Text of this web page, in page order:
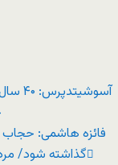
فائزه هاشمی: حجاب
گذاشته شود/